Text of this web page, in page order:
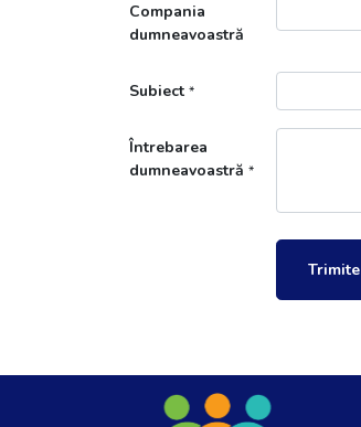
Compania
dumneavoastră
Subiect *
Întrebarea
dumneavoastră *
Trimite